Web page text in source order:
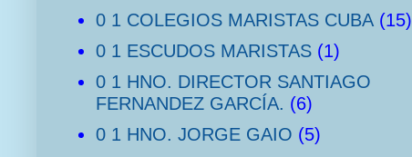
0 1 COLEGIOS MARISTAS CUBA (15)
0 1 ESCUDOS MARISTAS (1)
0 1 HNO. DIRECTOR SANTIAGO
FERNANDEZ GARCÍA. (6)
0 1 HNO. JORGE GAIO (5)